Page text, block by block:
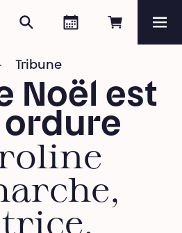
Book
Agenda
Search
Programme
Tribune
Noël est
ordure